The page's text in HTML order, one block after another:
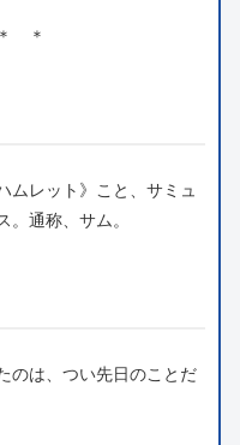
＊
ムレット》こと、サミュ
。通称、サム。
のは、つい先日のことだ